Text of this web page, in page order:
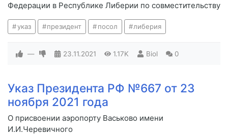
Федерации в Республике Либерии по совместительству
указ президент посол либерия
— 23.11.2021 1.17K Biol 0
Указ Президента РФ №667 от 23
ноября 2021 года
О присвоении аэропорту Васьково имени
И.И.Черевичного